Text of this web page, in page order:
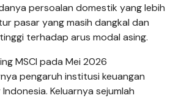
persoalan domestik yang lebih
pasar yang masih dangkal dan
terhadap arus modal asing.
MSCI pada Mei 2026
pengaruh institusi keuangan
Keluarnya sejumlah